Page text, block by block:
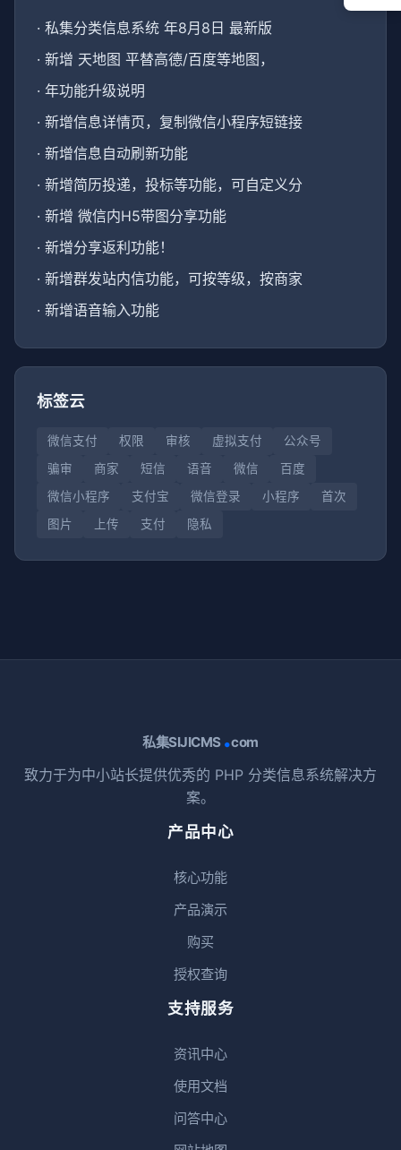
· 私集分类信息系统 年8月8日 最新版
· 新增 天地图 平替高德/百度等地图，
· 年功能升级说明
· 新增信息详情页，复制微信小程序短链接
· 新增信息自动刷新功能
· 新增简历投递，投标等功能，可自定义分
· 新增 微信内H5带图分享功能
· 新增分享返利功能！
· 新增群发站内信功能，可按等级，按商家
· 新增语音输入功能
标签云
微信支付 权限 审核 虚拟支付
公众号
骗审
商家 短信 语音 微信
百度
微信小程序
支付宝 微信登录 小程序
首次
图片
上传 支付 隐私
私集SIJICMS .com
致力于为中小站长提供优秀的 PHP 分类信息系统解决方
案。
产品中心
核心功能
产品演示
购买
授权查询
支持服务
资讯中心
使用文档
问答中心